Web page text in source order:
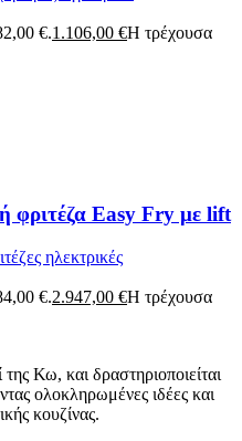
€.1.106,00 €Η τρέχουσα
φριτέζα Easy Fry με lift
ηλεκτρικές
€.2.947,00 €Η τρέχουσα
Κω, και δραστηριοποιείται
ολοκληρωμένες ιδέες και
κουζίνας.